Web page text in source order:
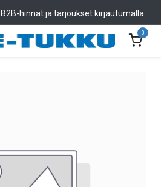
B2B-hinnat ja tarjoukset kirjautumalla
0